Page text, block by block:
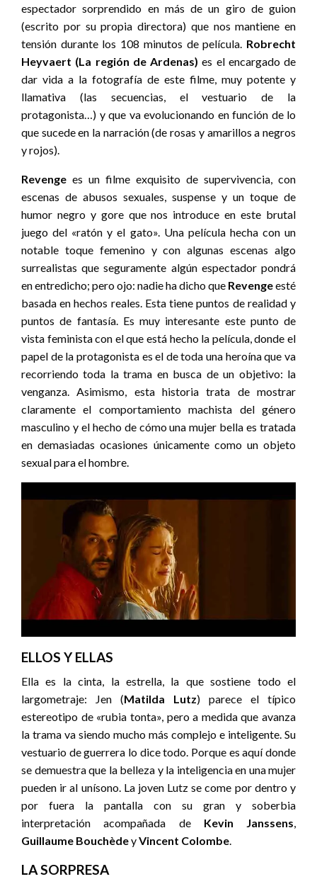
espectador sorprendido en más de un giro de guion
(escrito por su propia directora) que nos mantiene en
tensión durante los 108 minutos de película. Robrecht
Heyvaert (La región de Ardenas)es el encargado de
dar vida a la fotografía de este filme, muy potente y
llamativa (las secuencias, el vestuario de la
protagonista…) y que va evolucionando en función de lo
que sucede en la narración (de rosas y amarillos a negros
y rojos).
Revenge es un filme exquisito de supervivencia, con
escenas de abusos sexuales, suspense y un toque de
humor negro y gore que nos introduce en este brutal
juego del «ratón y el gato». Una película hecha con un
notable toque femenino y con algunas escenas algo
surrealistas que seguramente algún espectador pondrá
en entredicho; pero ojo: nadie ha dicho que Revengeesté
basada en hechos reales. Esta tiene puntos de realidad y
puntos de fantasía. Es muy interesante este punto de
vista feminista con el que está hecho la película, donde el
papel de la protagonista es el de toda una heroína que va
recorriendo toda la trama en busca de un objetivo: la
venganza. Asimismo, esta historia trata de mostrar
claramente el comportamiento machista del género
masculino y el hecho de cómo una mujer bella es tratada
en demasiadas ocasiones únicamente como un objeto
sexual para el hombre.
ELLOS Y ELLAS
Ella es la cinta, la estrella, la que sostiene todo el
largometraje: Jen (Matilda Lutz) parece el típico
estereotipo de «rubia tonta», pero a medida que avanza
la trama va siendo mucho más complejo e inteligente. Su
vestuario de guerrera lo dice todo. Porque es aquí donde
se demuestra que la belleza y la inteligencia en una mujer
pueden ir al unísono. La joven Lutz se come por dentro y
por fuera la pantalla con su gran y soberbia
interpretación acompañada de Kevin Janssens,
Guillaume BouchèdeyVincent Colombe.
LA SORPRESA